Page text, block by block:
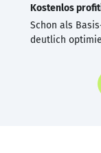
Kostenlos
Schon als
deutlich